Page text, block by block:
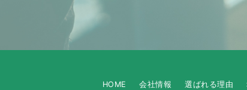
HOME 会社情報 選ばれる理由